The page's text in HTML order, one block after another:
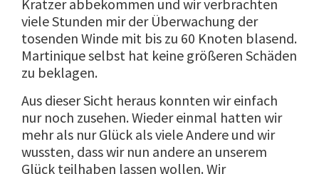
Kratzer abbekommen und wir verbrachten
viele Stunden mir der Überwachung der
tosenden Winde mit bis zu 60 Knoten blasend.
Martinique selbst hat keine größeren Schäden
zu beklagen.
Aus dieser Sicht heraus konnten wir einfach
nur noch zusehen. Wieder einmal hatten wir
mehr als nur Glück als viele Andere und wir
wussten, dass wir nun andere an unserem
Glück teilhaben lassen wollen. Wir